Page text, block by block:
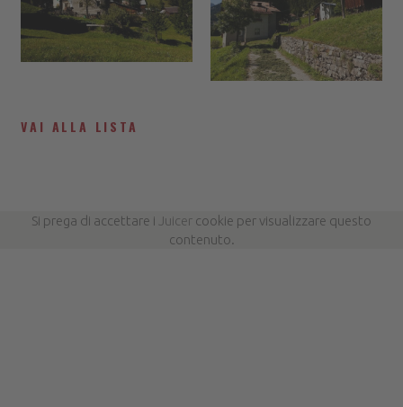
VAI ALLA LISTA
Si prega di accettare i Juicer cookie per visualizzare questo
contenuto.